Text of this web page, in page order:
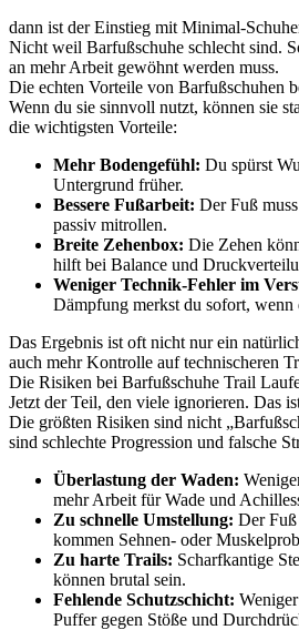
dann ist der Einstieg mit Minimal-
Nicht weil Barfußschuhe schlecht sind.
an mehr Arbeit gewöhnt werden muss.
Die echten Vorteile von Barfußschuhen
Wenn du sie sinnvoll nutzt, können sie
die wichtigsten Vorteile:
Mehr Bodengefühl: Du spürst
Untergrund früher.
Bessere Fußarbeit: Der Fuß
passiv mitrollen.
Breite Zehenbox: Die Zehen
hilft bei Balance und
Weniger Technik-Fehler im
Dämpfung merkst du sofort, wenn
Das Ergebnis ist oft nicht nur ein
auch mehr Kontrolle auf technischeren
Die Risiken bei Barfußschuhe Trail
Jetzt der Teil, den viele ignorieren. Das
Die größten Risiken sind nicht
sind schlechte Progression und falsche
Überlastung der Waden:
mehr Arbeit für Wade und
Zu schnelle Umstellung: Der
kommen Sehnen- oder
Zu harte Trails: Scharfkantige
können brutal sein.
Fehlende Schutzschicht:
Puffer gegen Stöße und